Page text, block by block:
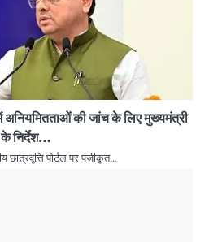
अनियमितताओं की जांच के लिए मुख्यमंत्री
निर्देश…
छात्रवृत्ति पोर्टल पर पंजीकृत…